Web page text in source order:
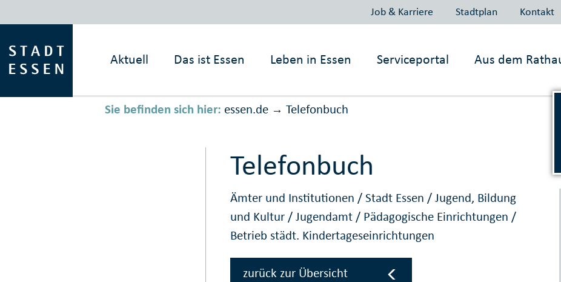
Job & Karriere Stadtplan Kontakt
Aktuell Das ist Essen Leben in Essen Serviceportal Aus dem
Sie befinden sich hier: essen.de → Telefonbuch
Telefonbuch
Ämter und Institutionen /Stadt Essen /Jugend, Bildung
und Kultur /Jugendamt / Pädagogische Einrichtungen /
Betrieb städt. Kindertageseinrichtungen
zurück zur Übersicht